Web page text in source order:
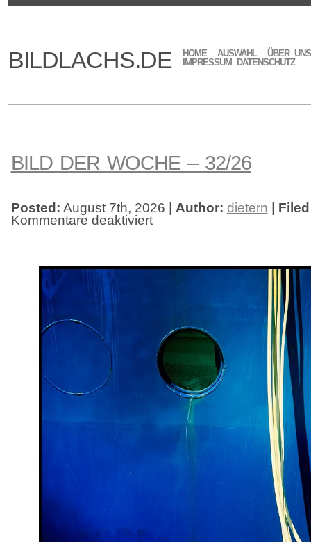
BILDLACHS.DE HOME AUSWAHL
ÜBER UNS
IMPRESSUM DATENSCHUTZ
BILD DER WOCHE – 32/26
Posted: August 7th, 2026 | Author: dietern
Kommentare deaktiviertfür
Bild